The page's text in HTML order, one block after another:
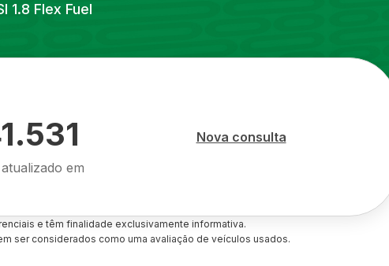
1.8 Flex Fuel
em
Nova consulta
e têm finalidade exclusivamente informativa.
ser considerados como uma avaliação de veículos usados.